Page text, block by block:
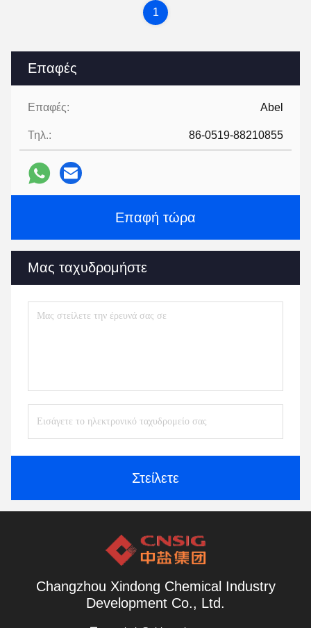
Επαφές
Επαφές: Abel
Τηλ.: 86-0519-88210855
Επαφή τώρα
Μας ταχυδρομήστε
Στείλετε
1
Changzhou Xindong Chemical Industry
Development Co., Ltd.